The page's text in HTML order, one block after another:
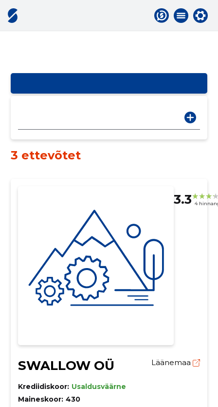
3 ettevõtet
3.3 4
SWALLOW OÜ Läänemaa
Krediidiskoor: Usaldusväärne
Maineskoor: 430